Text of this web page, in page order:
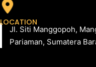
LOCATION
Jl. Siti Manggopoh,
Pariaman, Sumatera